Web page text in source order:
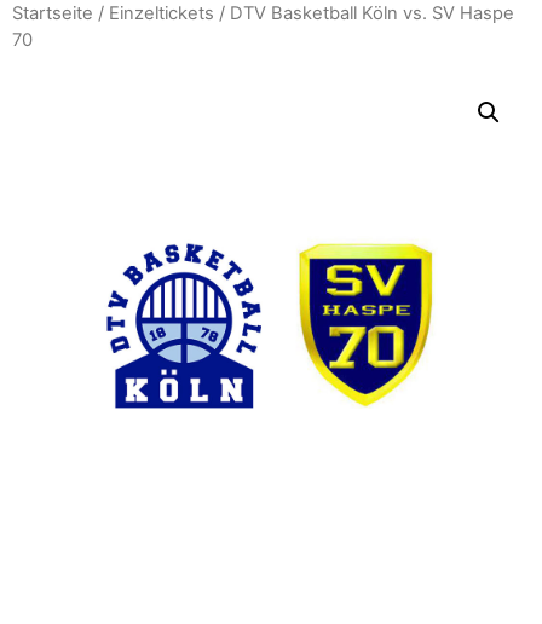
Zum
Inhalt
Startseite / Einzeltickets / DTV Basketball Köln vs. SV Haspe
70